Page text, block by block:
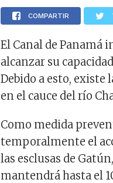
COMPARTIR
El Canal de Panamá
alcanzar su
Debido a esto,
en el cauce del río
Como medida
temporalmente el
las esclusas de
mantendrá hasta el